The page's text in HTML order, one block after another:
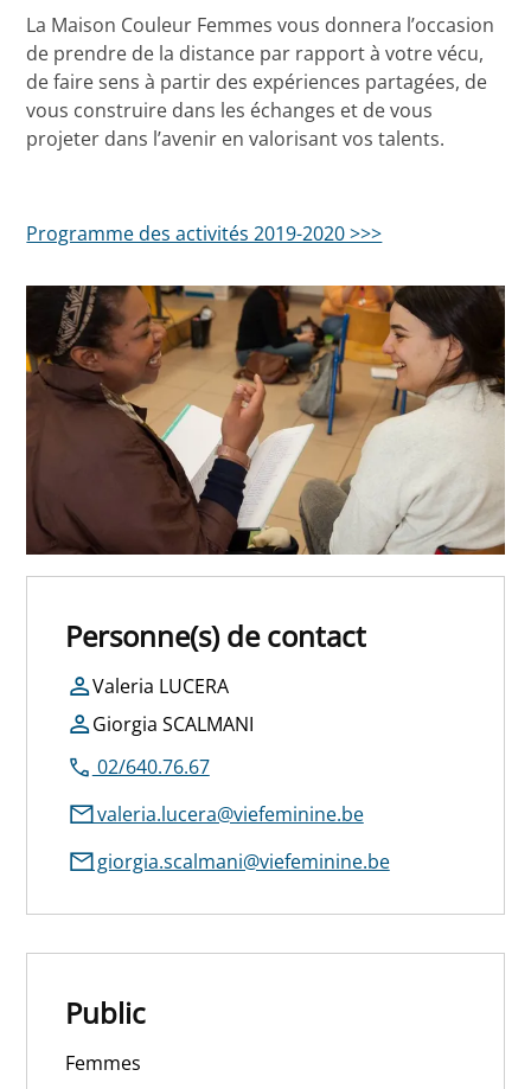
La Maison Couleur Femmes vous donnera l’occasion
de prendre de la distance par rapport à votre vécu,
de faire sens à partir des expériences partagées, de
vous construire dans les échanges et de vous
projeter dans l’avenir en valorisant vos talents.
Programme des activités 2019-2020 >>>
Personne(s) de contact
Valeria LUCERA
Giorgia SCALMANI
02/640.76.67
valeria.lucera@viefeminine.be
giorgia.scalmani@viefeminine.be
Public
Femmes